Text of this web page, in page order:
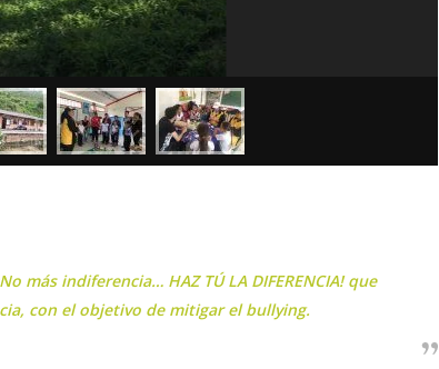
más indiferencia… HAZ TÚ LA DIFERENCIA! que
con el objetivo de mitigar el bullying.